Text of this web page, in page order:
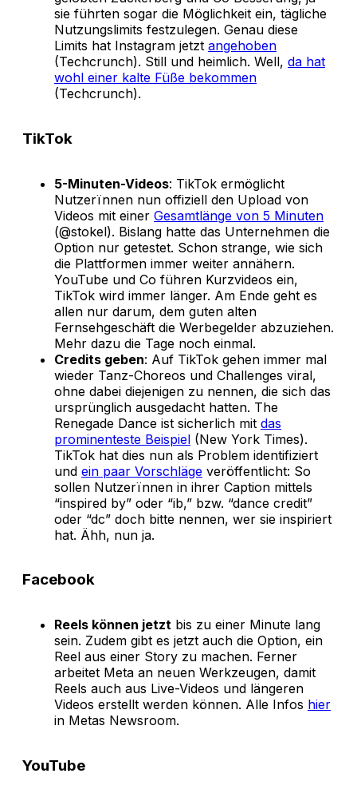
sie führten sogar die Möglichkeit ein, tägliche
Nutzungslimits festzulegen. Genau diese
Limits hat Instagram jetzt angehoben
(Techcrunch). Still und heimlich. Well, da hat
wohl einer kalte Füße bekommen
(Techcrunch).
TikTok
5-Minuten-Videos: TikTok ermöglicht
Nutzerïnnen nun offiziell den Upload von
Videos mit einer Gesamtlänge von 5 Minuten
(@stokel). Bislang hatte das Unternehmen die
Option nur getestet. Schon strange, wie sich
die Plattformen immer weiter annähern.
YouTube und Co führen Kurzvideos ein,
TikTok wird immer länger. Am Ende geht es
allen nur darum, dem guten alten
Fernsehgeschäft die Werbegelder abzuziehen.
Mehr dazu die Tage noch einmal.
Credits geben: Auf TikTok gehen immer mal
wieder Tanz-Choreos und Challenges viral,
ohne dabei diejenigen zu nennen, die sich das
ursprünglich ausgedacht hatten. The
Renegade Dance ist sicherlich mit das
prominenteste Beispiel (New York Times).
TikTok hat dies nun als Problem identifiziert
und ein paar Vorschläge veröffentlicht: So
sollen Nutzerïnnen in ihrer Caption mittels
“inspired by” oder “ib,” bzw. “dance credit”
oder “dc” doch bitte nennen, wer sie inspiriert
hat. Ähh, nun ja.
Facebook
Reels können jetzt bis zu einer Minute lang
sein. Zudem gibt es jetzt auch die Option, ein
Reel aus einer Story zu machen. Ferner
arbeitet Meta an neuen Werkzeugen, damit
Reels auch aus Live-Videos und längeren
Videos erstellt werden können. Alle Infos hier
in Metas Newsroom.
YouTube